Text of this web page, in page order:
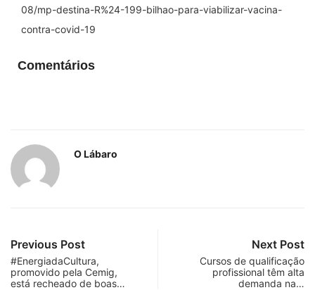
08/mp-destina-R%24-199-bilhao-para-viabilizar-vacina-
contra-covid-19
Comentários
O Lábaro
Previous Post
#EnergiadaCultura,
promovido pela Cemig,
está recheado de boas…
Next Post
Cursos de qualificação
profissional têm alta
demanda na…